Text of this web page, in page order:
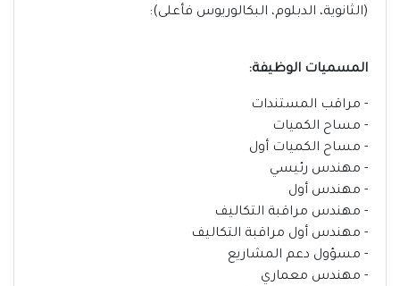
(الثانوية، الدبلوم، البكالوريوس فأعلى):
المسميات الوظيفة:
- مراقب المستندات
- مساح الكميات
- مساح الكميات أول
- مهندس رئيسي
- مهندس أول
- مهندس مراقبة التكاليف
- مهندس أول مراقبة التكاليف
- مسؤول دعم المشاريع
- مهندس معماري